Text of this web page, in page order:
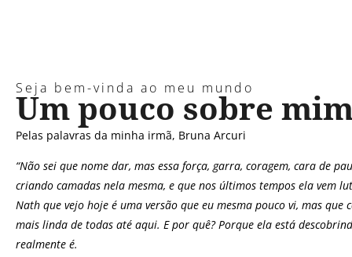
Seja bem-vinda ao meu mundo
Um pouco sobre
Pelas palavras da minha irmã, Bruna Arcuri
“Não sei que nome dar, mas essa força, garra, coragem, cara de
criando camadas nela mesma, e que nos últimos tempos ela vem
Nath que vejo hoje é uma versão que eu mesma pouco vi, mas
mais linda de todas até aqui. E por quê? Porque ela está
realmente é.